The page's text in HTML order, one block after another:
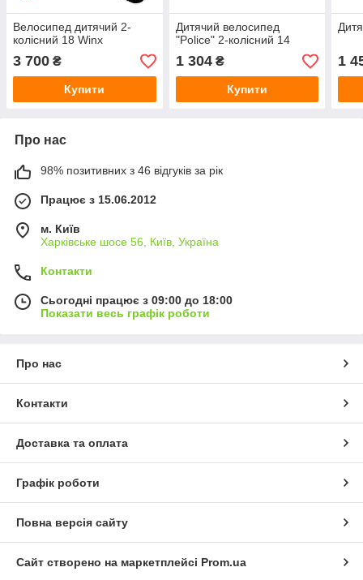
Велосипед дитячий 2-
колісний 18 Winx
3 700 ₴
Купити
Дитячий велосипед
"Police" 2-колісний 14
1 304₴
Купити
1
Про нас
98% позитивних з 46 відгуків за рік
Працює з 15.06.2012
м. Київ
Харківське шосе 56, Київ, Україна
Контакти
Сьогодні працює з 09:00 до 18:00
Показати весь графік роботи
Про нас
Контакти
Доставка та оплата
Графік роботи
Повна версія сайту
Сайт створено на маркетплейсі Prom.ua